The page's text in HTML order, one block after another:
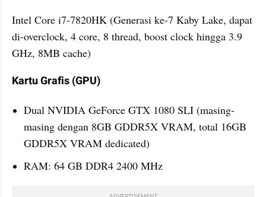
Intel Core i7-7820HK (Generasi ke-7 Kaby Lake, dapat
di-overclock, 4 core, 8 thread, boost clock hingga 3.9
GHz, 8MB cache)
Kartu Grafis (GPU)
Dual NVIDIA GeForce GTX 1080 SLI (masing-
masing dengan 8GB GDDR5X VRAM, total 16GB
GDDR5X VRAM dedicated)
RAM: 64 GB DDR4 2400 MHz